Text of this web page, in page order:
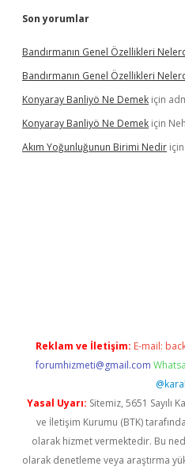
Son yorumlar
Bandırmanın Genel Özellikleri
Bandırmanın Genel Özellikleri
Konyaray Banliyö Ne Demek için
Konyaray Banliyö Ne Demek için
Akım Yoğunluğunun Birimi Nedir için
Reklam ve İletişim: E-mail:
forumhizmeti@gmail.com
Yasal Uyarı: Sitemiz, 5651 Sayılı
ve İletişim Kurumu (BTK)
olarak hizmet vermektedir. Bu
olarak denetleme veya araştırma